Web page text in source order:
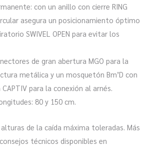
con un anillo con cierre RING
asegura un posicionamiento óptimo
SWIVEL OPEN para evitar los
de gran abertura MGO para la
metálica y un mosquetón Bm’D con
para la conexión al arnés.
80 y 150 cm.
de la caída máxima toleradas. Más
técnicos disponibles en